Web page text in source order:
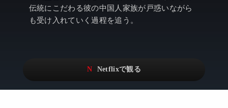
Netflixオリジナル作品
日本語吹替対応作品
その他の国のTV番組
Netflix Video
Netflix 吹替版作品
Netflix 高い評価の海外作品
伝統にこだわる彼の中国人家族が戸惑いながら
も受け入れていく過程を追う。